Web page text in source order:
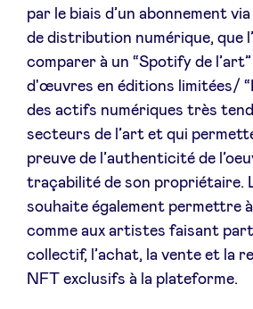
My Portofolio
Accès Dealflow investisseur
Health Expert Circle
fr en
par le biais d’un abonnement
de distribution numérique, que
comparer à un “Spotify de
d'œuvres en éditions limitées/
des actifs numériques très
secteurs de l’art et qui
preuve de l’authenticité de
traçabilité de son propriétaire.
souhaite également permettre
comme aux artistes faisant
collectif, l’achat, la vente et la
NFT exclusifs à la plateforme.